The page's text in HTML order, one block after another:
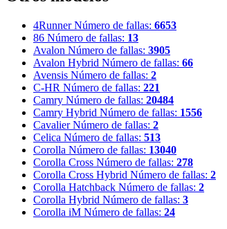
4Runner Número de fallas: 6653
86 Número de fallas: 13
Avalon Número de fallas: 3905
Avalon Hybrid Número de fallas: 66
Avensis Número de fallas: 2
C-HR Número de fallas: 221
Camry Número de fallas: 20484
Camry Hybrid Número de fallas: 1556
Cavalier Número de fallas: 2
Celica Número de fallas: 513
Corolla Número de fallas: 13040
Corolla Cross Número de fallas: 278
Corolla Cross Hybrid Número de fallas: 2
Corolla Hatchback Número de fallas: 2
Corolla Hybrid Número de fallas: 3
Corolla iM Número de fallas: 24